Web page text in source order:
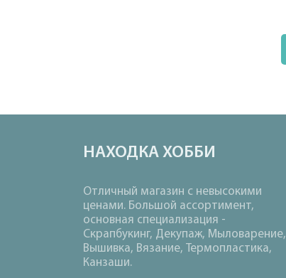
НАХОДКА ХОББИ
Отличный магазин с невысокими
ценами. Большой ассортимент,
основная специализация -
Скрапбукинг, Декупаж, Мыловарение,
Вышивка, Вязание, Термопластика,
Канзаши.